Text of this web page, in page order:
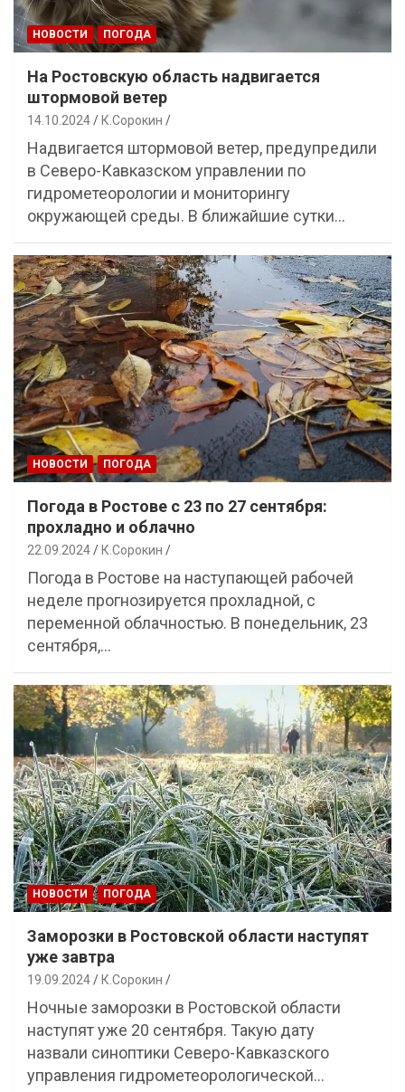
НОВОСТИ ПОГОДА
На Ростовскую область надвигается
штормовой ветер
14.10.2024 К.Сорокин
Надвигается штормовой ветер, предупредили
в Северо-Кавказском управлении по
гидрометеорологии и мониторингу
окружающей среды. В ближайшие сутки…
НОВОСТИ ПОГОДА
Погода в Ростове с 23 по 27 сентября:
прохладно и облачно
22.09.2024 К.Сорокин
Погода в Ростове на наступающей рабочей
неделе прогнозируется прохладной, с
переменной облачностью. В понедельник, 23
сентября,…
НОВОСТИ ПОГОДА
Заморозки в Ростовской области наступят
уже завтра
19.09.2024 К.Сорокин
Ночные заморозки в Ростовской области
наступят уже 20 сентября. Такую дату
назвали синоптики Северо-Кавказского
управления гидрометеорологической…